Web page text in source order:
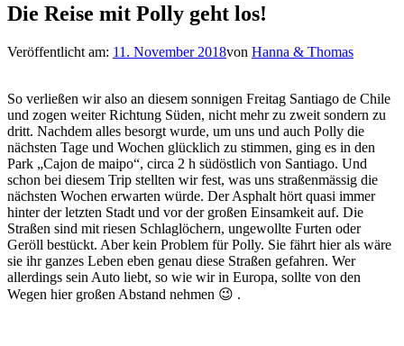
Die Reise mit Polly geht los!
Veröffentlicht am: 11. November 2018von Hanna & Thomas
So verließen wir also an diesem sonnigen Freitag Santiago de Chile
und zogen weiter Richtung Süden, nicht mehr zu zweit sondern zu
dritt. Nachdem alles besorgt wurde, um uns und auch Polly die
nächsten Tage und Wochen glücklich zu stimmen, ging es in den
Park „Cajon de maipo“, circa 2 h südöstlich von Santiago. Und
schon bei diesem Trip stellten wir fest, was uns straßenmässig die
nächsten Wochen erwarten würde. Der Asphalt hört quasi immer
hinter der letzten Stadt und vor der großen Einsamkeit auf. Die
Straßen sind mit riesen Schlaglöchern, ungewollte Furten oder
Geröll bestückt. Aber kein Problem für Polly. Sie fährt hier als wäre
sie ihr ganzes Leben eben genau diese Straßen gefahren. Wer
allerdings sein Auto liebt, so wie wir in Europa, sollte von den
Wegen hier großen Abstand nehmen 😉 .